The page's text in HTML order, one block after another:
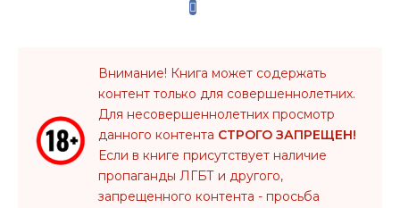
Внимание! Книга может содержать
контент только для совершеннолетних.
Для несовершеннолетних просмотр
данного контента СТРОГО ЗАПРЕЩЕН!
Если в книге присутствует наличие
пропаганды ЛГБТ и другого,
запрещенного контента - просьба